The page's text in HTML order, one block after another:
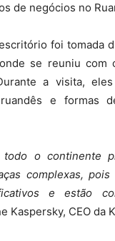
de negócios no
foi tomada
se reuniu com
a visita,
e formas
o continente
complexas,
e estão
Kaspersky, CEO da